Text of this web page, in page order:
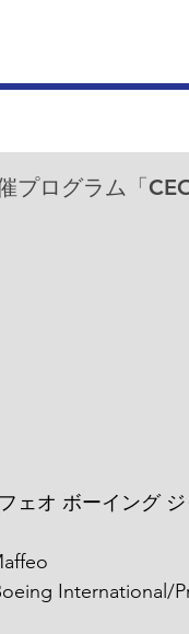
プログラム「
ェオ ボーイング
International/